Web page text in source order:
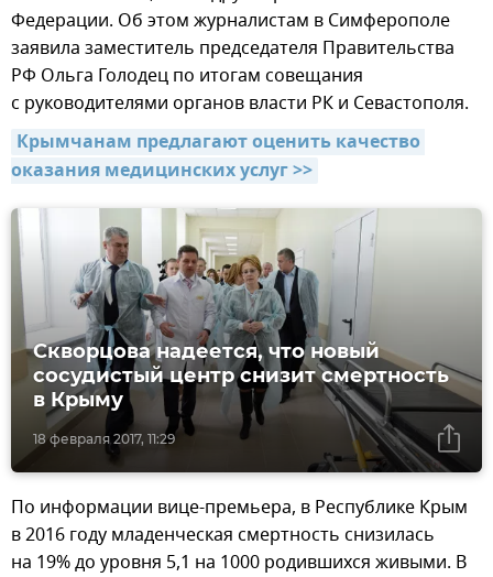
Федерации. Об этом журналистам в Симферополе
заявила заместитель председателя Правительства
РФ Ольга Голодец по итогам совещания
с руководителями органов власти РК и Севастополя.
Крымчанам предлагают оценить качество
оказания медицинских услуг >>
18 февраля 2017, 11:29
Скворцова надеется, что новый
сосудистый центр снизит смертность
в Крыму
По информации вице-премьера, в Республике Крым
в 2016 году младенческая смертность снизилась
на 19% до уровня 5,1 на 1000 родившихся живыми. В